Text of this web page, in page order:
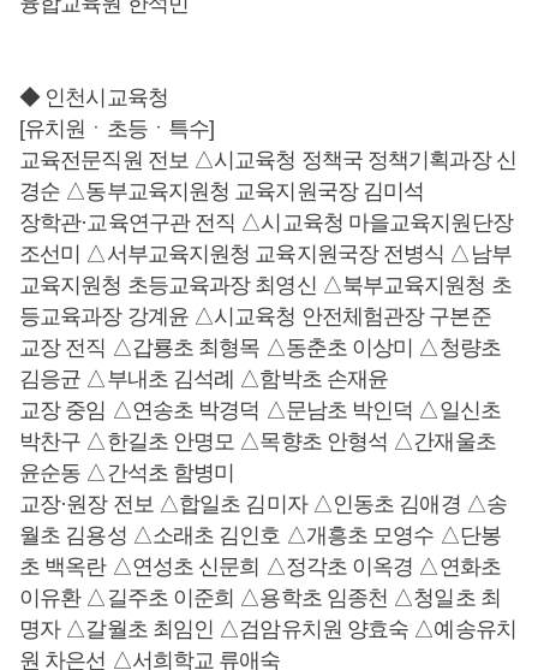
◆ 인천시교육청
[유치원ㆍ초등ㆍ특수]
교육전문직원 전보 △시교육청 정책국 정책기획과장 신
경순 △동부교육지원청 교육지원국장 김미석
장학관·교육연구관 전직 △시교육청 마을교육지원단장
조선미 △서부교육지원청 교육지원국장 전병식 △남부
교육지원청 초등교육과장 최영신 △북부교육지원청 초
등교육과장 강계윤 △시교육청 안전체험관장 구본준
교장 전직 △갑룡초 최형목 △동춘초 이상미 △청량초
김응균 △부내초 김석례 △함박초 손재윤
교장 중임 △연송초 박경덕 △문남초 박인덕 △일신초
박찬구 △한길초 안명모 △목향초 안형석 △간재울초
윤순동 △간석초 함병미
교장·원장 전보 △합일초 김미자 △인동초 김애경 △송
월초 김용성 △소래초 김인호 △개흥초 모영수 △단봉
초 백옥란 △연성초 신문희 △정각초 이옥경 △연화초
이유환 △길주초 이준희 △용학초 임종천 △청일초 최
명자 △갈월초 최임인 △검암유치원 양효숙 △예송유치
원 차은선 △서희학교 류애숙